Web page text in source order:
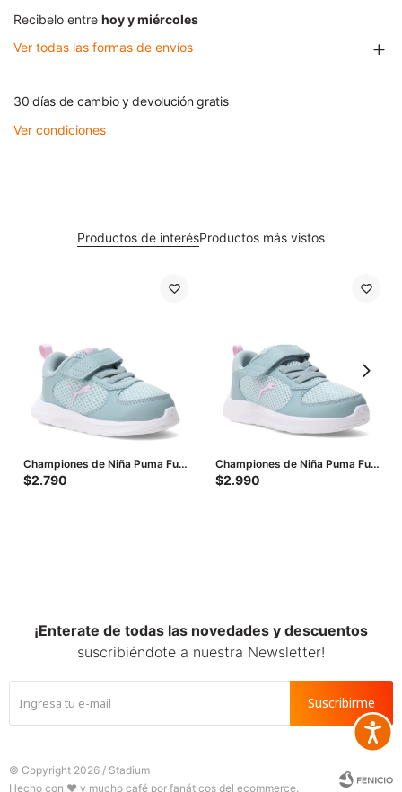
Recibelo entre hoy y miércoles
Ver todas las formas de envíos
30 días de cambio y devolución gratis
Ver condiciones
Productos de interésProductos más vistos
Championes de Niña Puma Fun
Racer 2 Ac Inf - Verde - Lila
$2.790
Championes de Niña Puma Fun
Racer 2 Ac Ps - Verde - Lila
$2.990
¡Enterate de todas las novedades y descuentos
suscribiéndote a nuestra Newsletter!
Suscribirme
© Copyright 2026 / Stadium